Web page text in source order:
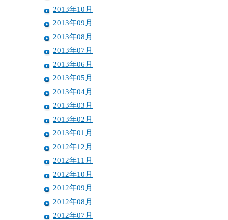
2013年10月
2013年09月
2013年08月
2013年07月
2013年06月
2013年05月
2013年04月
2013年03月
2013年02月
2013年01月
2012年12月
2012年11月
2012年10月
2012年09月
2012年08月
2012年07月